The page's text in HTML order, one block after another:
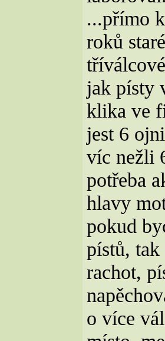
...přímo
roků
jak písty
klika ve
jest 6
víc nežli
potřeba
hlavy
pokud
pístů,
rachot,
o více